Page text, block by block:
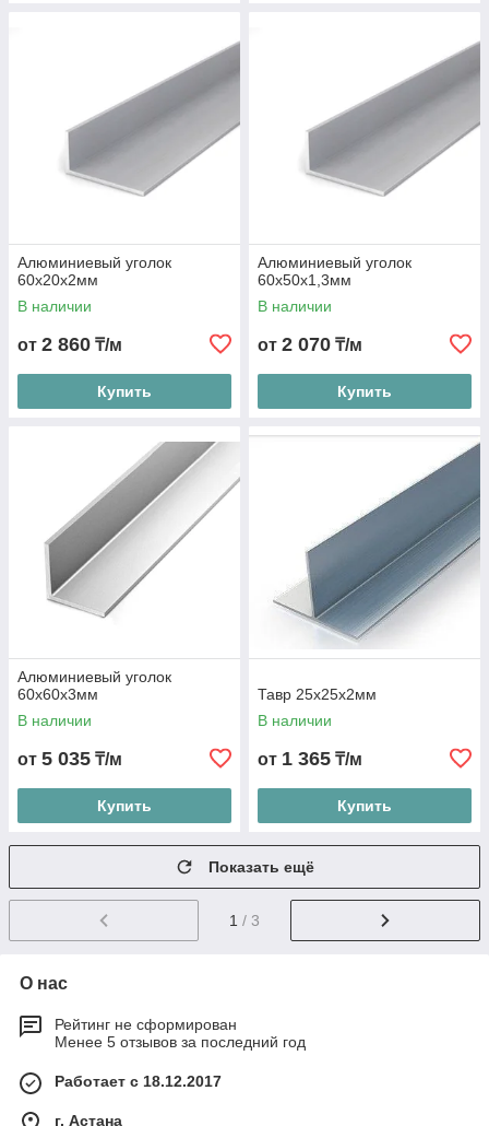
Алюминиевый уголок
60х20х2мм
В наличии
от 2 860 ₸/м
Купить
Алюминиевый уголок
60х50х1,3мм
В наличии
от 2 070 ₸/м
Купить
Алюминиевый уголок
60х60х3мм
В наличии
от 5 035 ₸/м
Купить
Тавр 25х25х2мм
В наличии
от 1 365 ₸/м
Купить
Показать ещё
1 / 3
О нас
Рейтинг не сформирован
Менее 5 отзывов за последний год
Работает с 18.12.2017
г. Астана